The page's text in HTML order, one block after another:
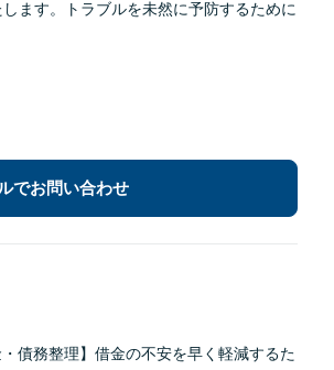
ます。トラブルを未然に予防するために
でお問い合わせ
債務整理】借金の不安を早く軽減するた